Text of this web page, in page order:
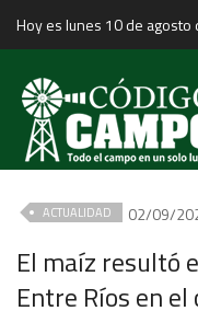
Hoy es lunes 10 de agosto
ACTUALIDAD 02/09/
El maíz resultó
Entre Ríos en